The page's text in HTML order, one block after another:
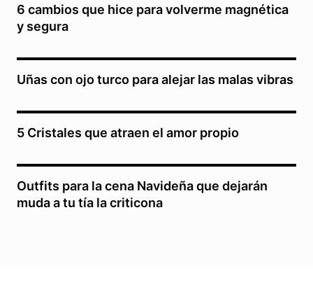
6 cambios que hice para volverme magnética
y segura
Uñas con ojo turco para alejar las malas vibras
5 Cristales que atraen el amor propio
Outfits para la cena Navideña que dejarán
muda a tu tía la criticona